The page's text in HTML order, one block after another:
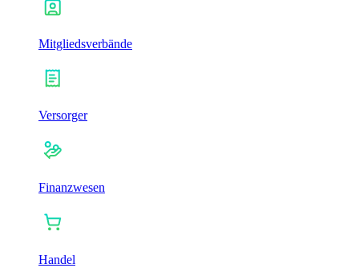
Mitgliedsverbände
Versorger
Finanzwesen
Handel